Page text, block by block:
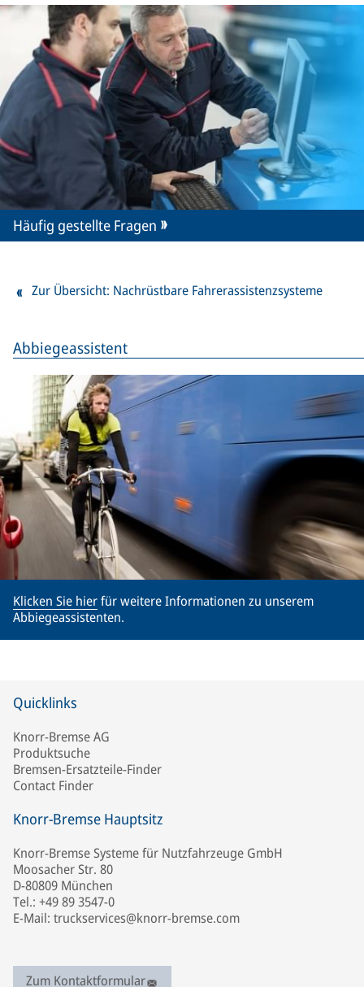
Abbiegeassistent
Klicken Sie hierfür weitere Informationen zu unserem
Abbiegeassistenten.
Häufig gestellte Fragen
Zur Übersicht: Nachrüstbare Fahrerassistenzsysteme
Quicklinks
Knorr-Bremse AG
Produktsuche
Bremsen-Ersatzteile-Finder
Contact Finder
Knorr-Bremse Hauptsitz
Knorr-Bremse Systeme für Nutzfahrzeuge GmbH
Moosacher Str. 80
D-80809 München
Tel.: +49 89 3547-0
E-Mail: truckservices@knorr-bremse.com
Zum Kontaktformular